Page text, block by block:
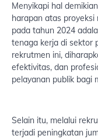
Menyikapi hal
harapan atas proyeksi
pada tahun 2024
tenaga kerja di sektor
rekrutmen ini,
efektivitas, dan
pelayanan publik bagi
Selain itu, melalui
terjadi peningkatan